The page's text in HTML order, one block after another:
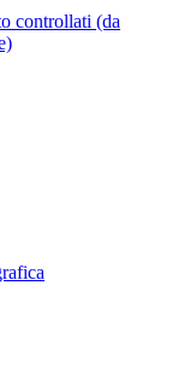
controllati (da